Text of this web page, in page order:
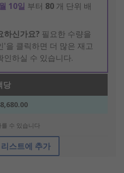
10일 부터 80 개 단위 배
하신가요? 필요한 수량을
을 클릭하면 더 많은 재고
인하실 수 있습니다.
당
수 있습니다
스트에 추가